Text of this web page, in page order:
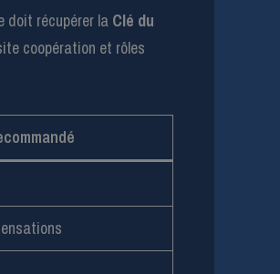
doit récupérer la Clé du
coopération et rôles